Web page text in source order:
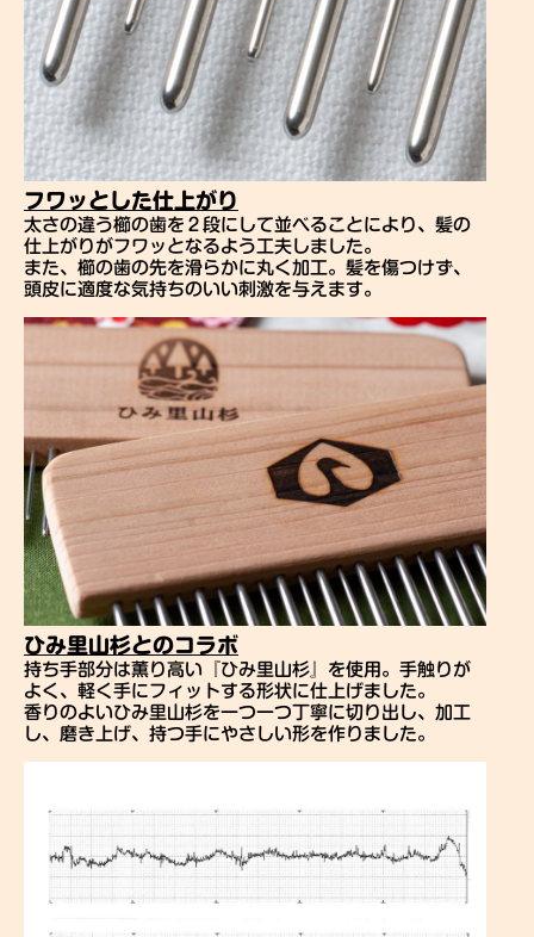
フワッとした仕上がり
太さの違う櫛の歯を２段にして並べることにより、髪の
仕上がりがフワッとなるよう工夫しました。
また、櫛の歯の先を滑らかに丸く加工。髪を傷つけず、
頭皮に適度な気持ちのいい刺激を与えます。
ひみ里山杉とのコラボ
持ち手部分は薫り高い『ひみ里山杉』を使用。手触りが
よく、軽く手にフィットする形状に仕上げました。
香りのよいひみ里山杉を一つ一つ丁寧に切り出し、加工
し、磨き上げ、持つ手にやさしい形を作りました。